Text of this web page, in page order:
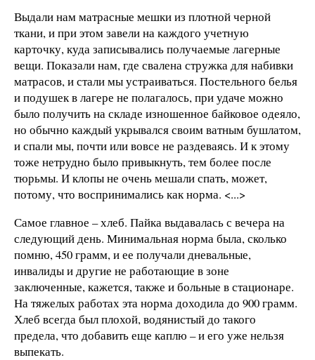
Выдали нам матрасные мешки из плотной черной
ткани, и при этом завели на каждого учетную
карточку, куда записывались получаемые лагерные
вещи. Показали нам, где свалена стружка для набивки
матрасов, и стали мы устраиваться. Постельного белья
и подушек в лагере не полагалось, при удаче можно
было получить на складе изношенное байковое одеяло,
но обычно каждый укрывался своим ватным бушлатом,
и спали мы, почти или вовсе не раздеваясь. И к этому
тоже нетрудно было привыкнуть, тем более после
тюрьмы. И клопы не очень мешали спать, может,
потому, что воспринимались как норма. <...>
Самое главное – хлеб. Пайка выдавалась с вечера на
следующий день. Минимальная норма была, сколько
помню, 450 грамм, и ее получали дневальные,
инвалиды и другие не работающие в зоне
заключенные, кажется, также и больные в стационаре.
На тяжелых работах эта норма доходила до 900 грамм.
Хлеб всегда был плохой, водянистый до такого
предела, что добавить еще каплю – и его уже нельзя
выпекать.